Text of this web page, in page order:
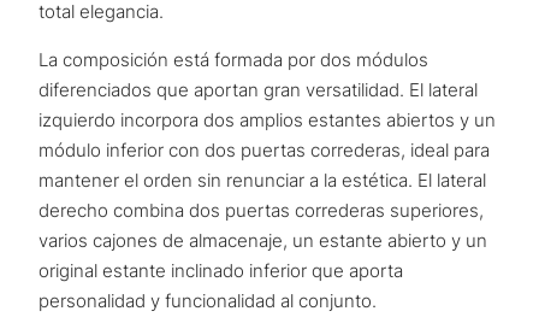
total elegancia.
La composición está formada por dos módulos
diferenciados que aportan gran versatilidad. El lateral
izquierdo incorpora dos amplios estantes abiertos y un
módulo inferior con dos puertas correderas, ideal para
mantener el orden sin renunciar a la estética. El lateral
derecho combina dos puertas correderas superiores,
varios cajones de almacenaje, un estante abierto y un
original estante inclinado inferior que aporta
personalidad y funcionalidad al conjunto.